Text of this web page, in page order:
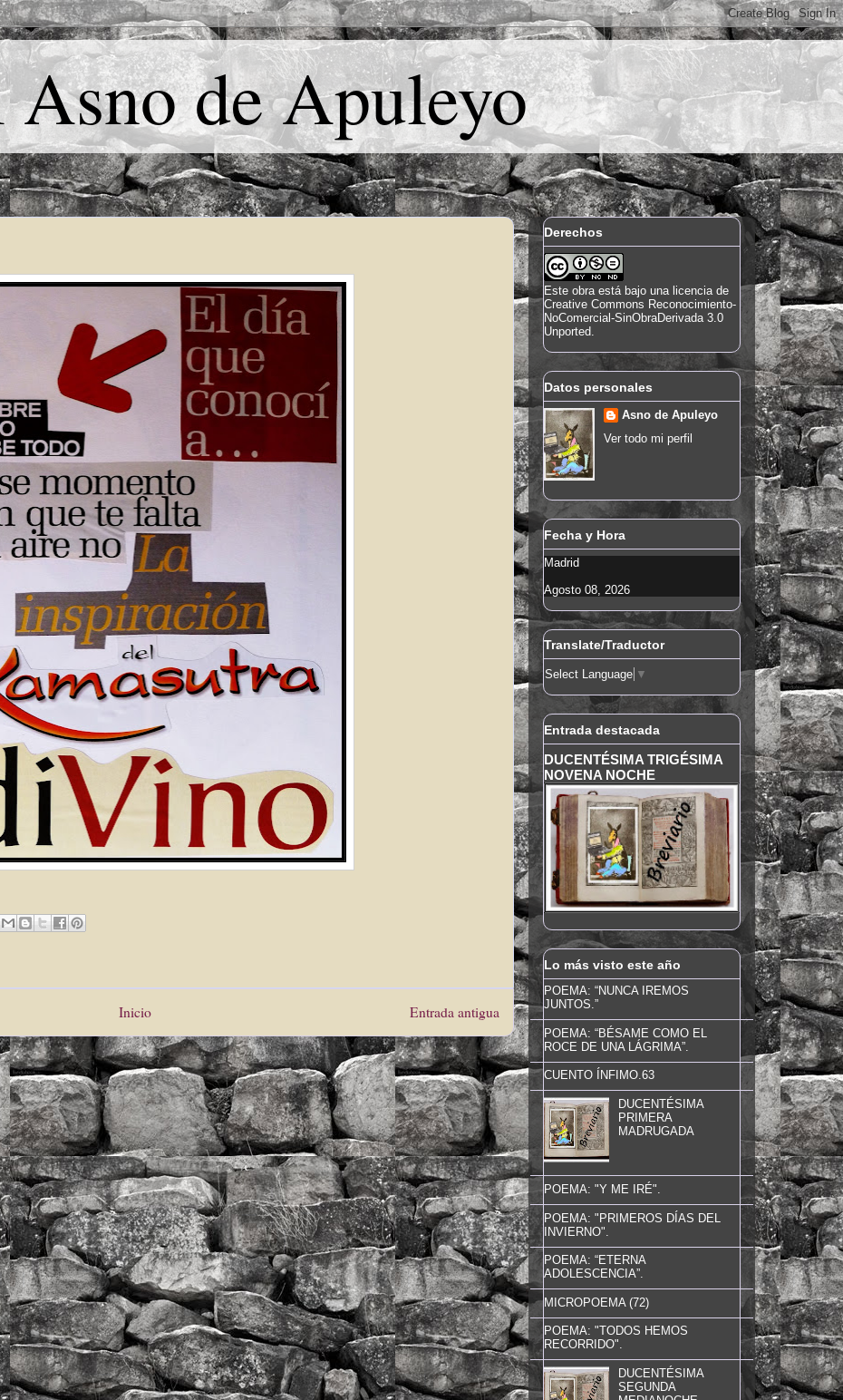
de Apuleyo
Entrada antigua
Inicio
Derechos
Este obraestá bajo una licencia de
Creative Commons Reconocimiento-
NoComercial-SinObraDerivada 3.0
Unported.
Datos personales
Asno de Apuleyo
Ver todo mi perfil
Fecha y Hora
Madrid
Agosto 08, 2026
Translate/Traductor
Select Language ▼
Entrada destacada
DUCENTÉSIMA TRIGÉSIMA
NOVENA NOCHE
Lo más visto este año
POEMA: “NUNCA IREMOS
JUNTOS.”
POEMA: “BÉSAME COMO EL
ROCE DE UNA LÁGRIMA”.
CUENTO ÍNFIMO.63
DUCENTÉSIMA
PRIMERA
MADRUGADA
POEMA: "Y ME IRÉ".
POEMA: "PRIMEROS DÍAS DEL
INVIERNO".
POEMA: “ETERNA
ADOLESCENCIA”.
MICROPOEMA (72)
POEMA: "TODOS HEMOS
RECORRIDO".
DUCENTÉSIMA
SEGUNDA